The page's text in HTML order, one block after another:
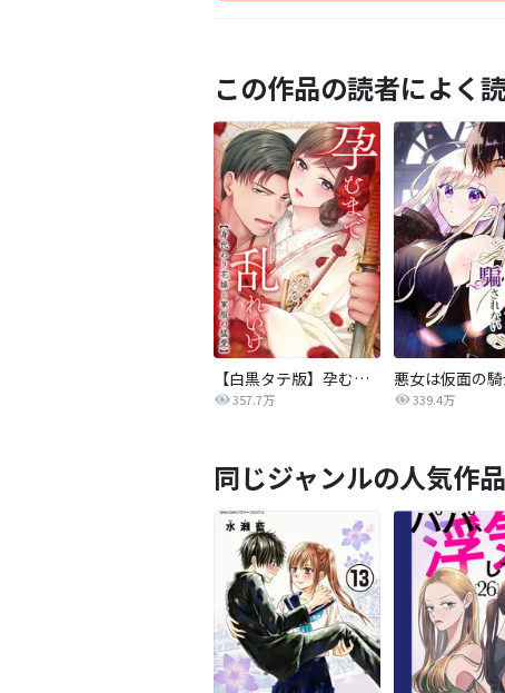
この作品の読者によく
【白黒タテ版】孕むまで乱れいけ～身代わり花嫁と軍服の猛愛
357.7万 339.4万
同じジャンルの人気作品